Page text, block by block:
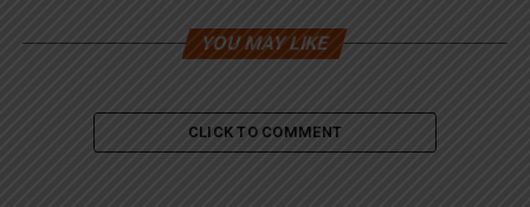
YOU MAY LIKE
CLICK TO COMMENT